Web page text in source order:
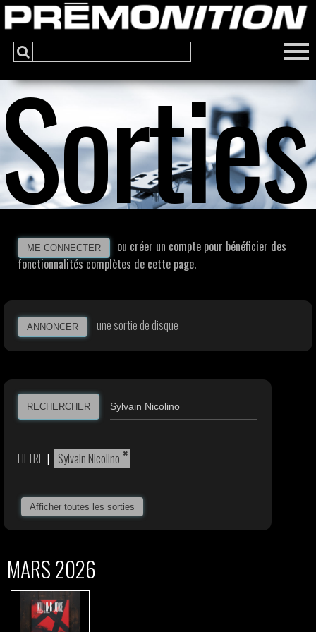
Sorties
ME CONNECTER
ou créer un compte pour bénéficier des
fonctionnalités complètes de cette page.
ANNONCER une sortie de disque
RECHERCHER
FILTRE | ×
Sylvain Nicolino
Afficher toutes les sorties
MARS 2026